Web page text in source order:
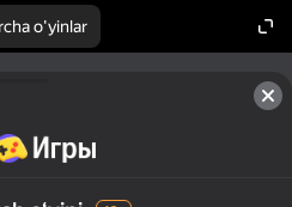
o'yinlar